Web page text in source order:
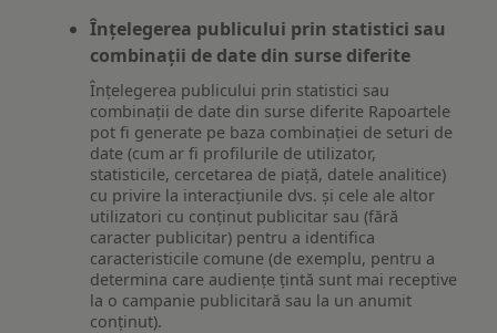
Înțelegerea publicului prin statistici sau
combinații de date din surse diferite
Înțelegerea publicului prin statistici sau
combinații de date din surse diferite Rapoartele
pot fi generate pe baza combinației de seturi de
date (cum ar fi profilurile de utilizator,
statisticile, cercetarea de piață, datele analitice)
cu privire la interacțiunile dvs. și cele ale altor
utilizatori cu conținut publicitar sau (fără
caracter publicitar) pentru a identifica
caracteristicile comune (de exemplu, pentru a
determina care audiențe țintă sunt mai receptive
la o campanie publicitară sau la un anumit
conținut).